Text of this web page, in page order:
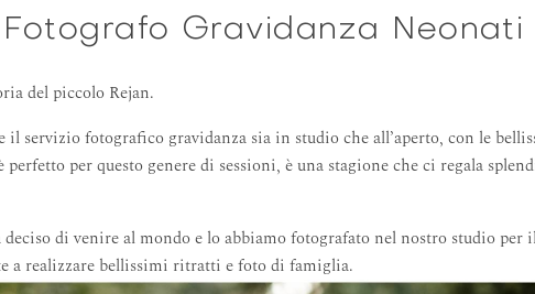
Gravidanza Neonati
del piccolo Rejan.
il servizio fotografico gravidanzasia in studio che all’aperto, con le
per questo genere di sessioni, è una stagione che ci regala
deciso di venire al mondo e lo abbiamo fotografato nel nostro studio
a realizzare bellissimi ritratti e foto di famiglia.